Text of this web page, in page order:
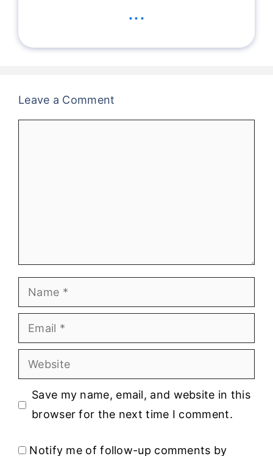
...
Leave a Comment
Name
Email
Website
Save my name, email, and website in this
browser for the next time I comment.
Notify me of follow-up comments by